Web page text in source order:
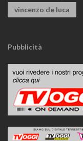
vincenzo de luca
Pubblicità